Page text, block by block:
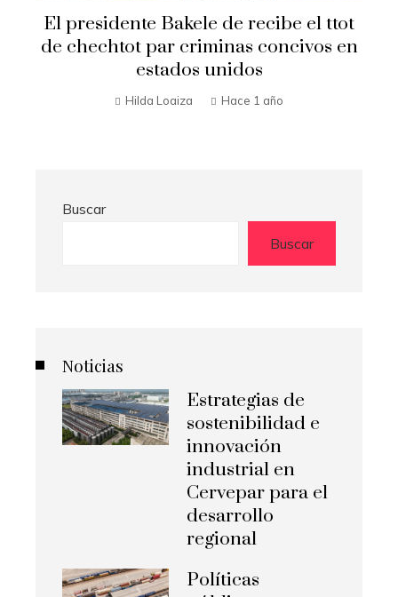
el ttot
en
Secretario de Estado Marco
visita El Salvador
Hilda Loaiza
Buscar
Buscar
Noticias
Estrategias de
sostenibilidad e
innovación
industrial en
Cervepar para el
desarrollo
regional
Políticas